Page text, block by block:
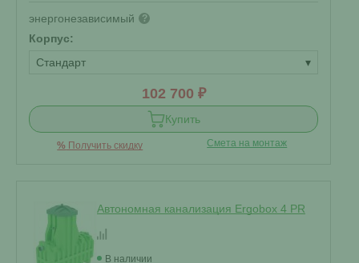
энергонезависимый ?
Корпус:
Стандарт
▾
102 700 ₽
Купить
% Получить скидку Смета на монтаж
Автономная канализация Ergobox 4 PR
В наличии